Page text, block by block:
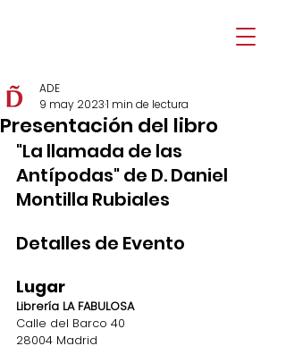
Presentación del libro
ADE
9 may 20231 min de lectura
"La llamada de las
Antípodas" de D. Daniel
Montilla Rubiales
Detalles de Evento
Lugar
Librería LA FABULOSA
Calle del Barco 40
28004 Madrid